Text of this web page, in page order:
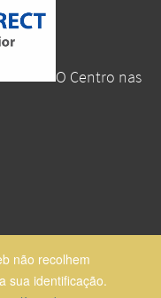
não recolhem
sua identificação.
O Centro nas
Subscrever